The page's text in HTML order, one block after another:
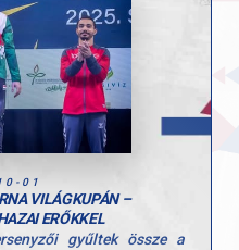
és Kardos Botondnak
és a lelkes
november 8-án vár a
eredmények alapján
01
VILÁGKUPÁN –
ERŐKKEL
gyűltek össze a